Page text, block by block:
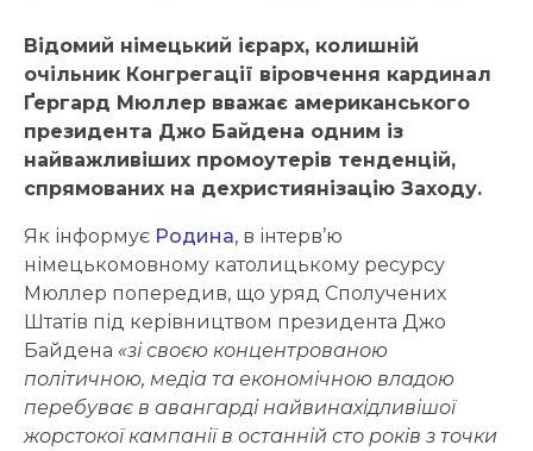
Відомий німецький ієрарх, колишній
очільник Конгрегації віровчення кардинал
Ґергард Мюллер вважає американського
президента Джо Байдена одним із
найважливіших промоутерів тенденцій,
спрямованих на дехристиянізацію Заходу.
Як інформує Родина, в інтерв’ю
німецькомовному католицькому ресурсу
Мюллер попередив, що уряд Сполучених
Штатів під керівництвом президента Джо
Байдена «зі своєю концентрованою
політичною, медіа та економічною владою
перебуває в авангарді найвинахідливішої
жорстокої кампанії в останній сто років з точки